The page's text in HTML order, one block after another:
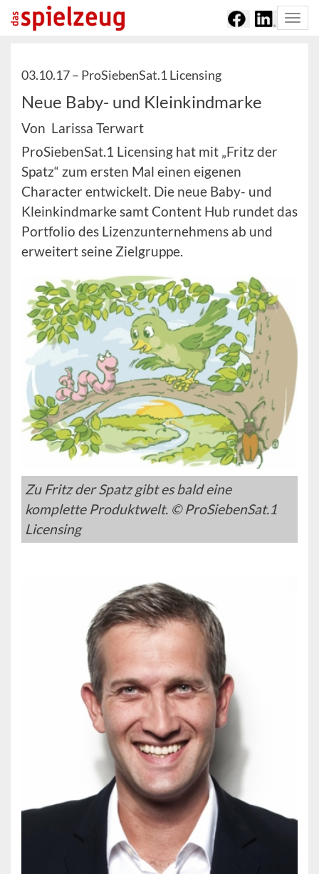
03.10.17 – ProSiebenSat.1 Licensing
Neue Baby- und Kleinkindmarke
Von Larissa Terwart
ProSiebenSat.1 Licensing hat mit „Fritz der
Spatz“ zum ersten Mal einen eigenen
Character entwickelt. Die neue Baby- und
Kleinkindmarke samt Content Hub rundet das
Portfolio des Lizenzunternehmens ab und
erweitert seine Zielgruppe.
Zu Fritz der Spatz gibt es bald eine
komplette Produktwelt. © ProSiebenSat.1
Licensing